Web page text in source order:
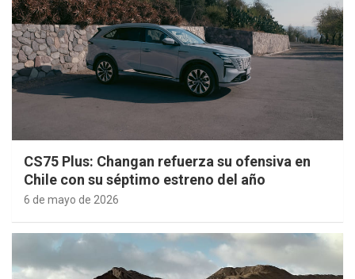
CS75 Plus: Changan refuerza su ofensiva en
Chile con su séptimo estreno del año
6 de mayo de 2026